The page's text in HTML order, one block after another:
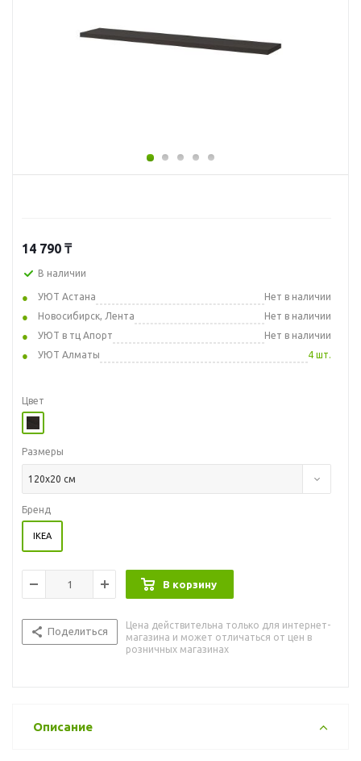
14 790 ₸
В наличии
УЮТ Астана
Нет в наличии
Новосибирск, Лента
Нет в наличии
УЮТ в тц Апорт
Нет в наличии
УЮТ Алматы
4 шт.
Цвет
Размеры
120x20 см
Бренд
IKEA
В корзину
Поделиться
Цена действительна только для интернет-
магазина и может отличаться от цен в
розничных магазинах
Описание